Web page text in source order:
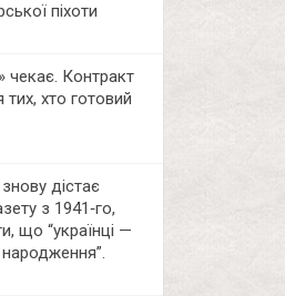
піхоти
чекає. Контракт
хто готовий
дістає
з 1941‑го,
що “українці —